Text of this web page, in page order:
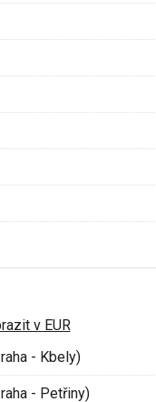
v EUR
- Kbely)
- Petřiny)